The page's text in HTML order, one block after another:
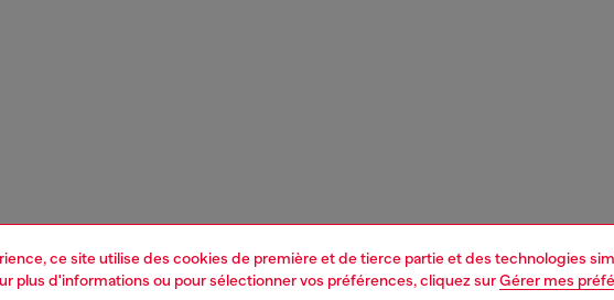
ce site utilise des cookies de première et de tierce partie et des technologies
plus d'informations ou pour sélectionner vos préférences, cliquez surGérer mes